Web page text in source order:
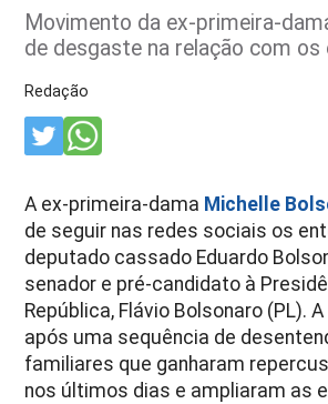
Movimento da ex-primeira-
de desgaste na relação com os
Redação
A ex-primeira-dama Michelle
de seguir nas redes sociais os
deputado cassado Eduardo
senador e pré-candidato à
República, Flávio Bolsonaro (PL).
após uma sequência de
familiares que ganharam
nos últimos dias e ampliaram as